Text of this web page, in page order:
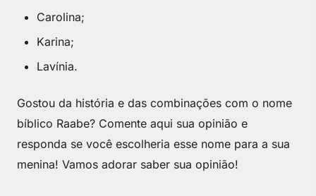
Carolina;
Karina;
Lavínia.
Gostou da história e das combinações com o nome
bíblico Raabe? Comente aqui sua opinião e
responda se você escolheria esse nome para a sua
menina! Vamos adorar saber sua opinião!